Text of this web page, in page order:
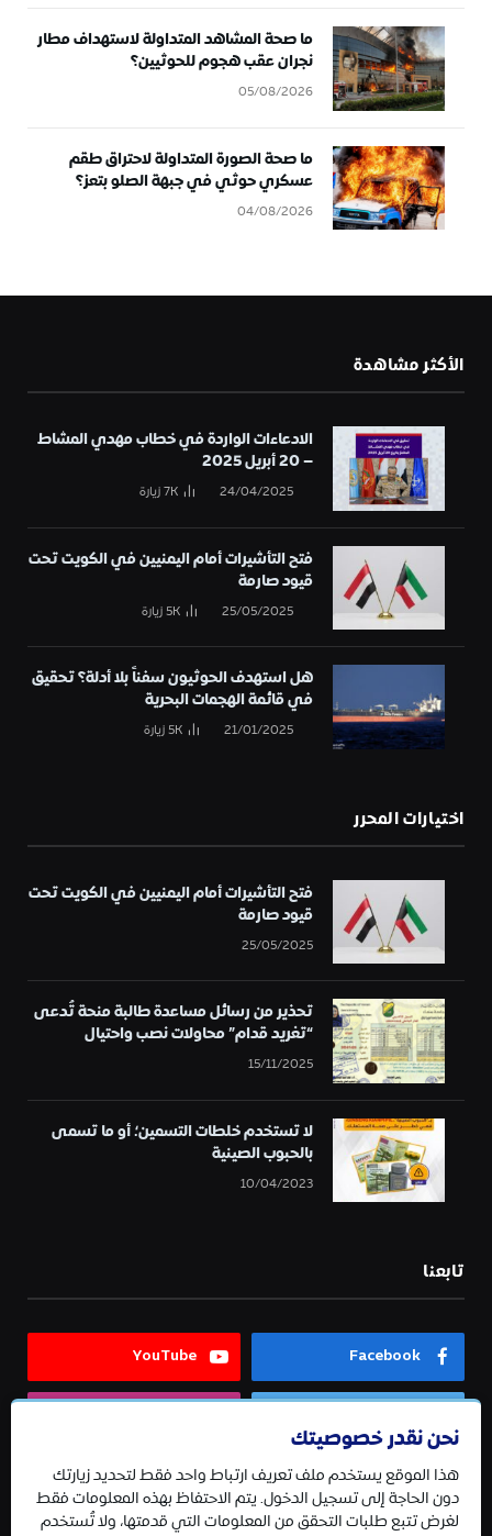
ما صحة المشاهد المتداولة لاستهداف مطار
نجران عقب هجوم للحوثيين؟
05/08/2026
ما صحة الصورة المتداولة لاحتراق طقم
عسكري حوثي في جبهة الصلو بتعز؟
04/08/2026
الأكثر مشاهدة
الادعاءات الواردة في خطاب مهدي المشاط
– 20 أبريل 2025
24/04/2025
7Kزيارة
فتح التأشيرات أمام اليمنيين في الكويت تحت
قيود صارمة
25/05/2025
5Kزيارة
هل استهدف الحوثيون سفناً بلا أدلة؟ تحقيق
في قائمة الهجمات البحرية
21/01/2025
5Kزيارة
اختيارات المحرر
فتح التأشيرات أمام اليمنيين في الكويت تحت
قيود صارمة
25/05/2025
تحذير من رسائل مساعدة طالبة منحة تُدعى
“تغريد قدام” محاولات نصب واحتيال
15/11/2025
لا تستخدم خلطات التسمين؛ أو ما تسمى
بالحبوب الصينية
10/04/2023
تابعنا
Facebook
YouTube
Telegram
نحن نقدر خصوصيتك
هذا الموقع يستخدم ملف تعريف ارتباط واحد فقط لتحديد زيارتك
دون الحاجة إلى تسجيل الدخول. يتم الاحتفاظ بهذه المعلومات فقط
لغرض تتبع طلبات التحقق من المعلومات التي قدمتها، ولا تُستخدم